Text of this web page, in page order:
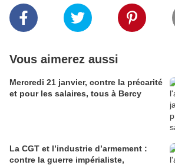
Vous aimerez aussi
Mercredi 21 janvier, contre la précarité
et pour les salaires, tous à Bercy
La CGT et l’industrie d’armement :
contre la guerre impérialiste,